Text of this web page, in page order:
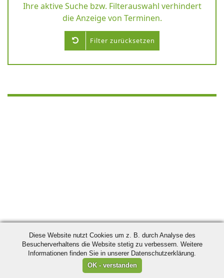
Ihre aktive Suche bzw. Filterauswahl verhindert
die Anzeige von Terminen.
Filter zurücksetzen
Diese Website nutzt Cookies um z. B. durch Analyse des
Besucherverhaltens die Website stetig zu verbessern. Weitere
Informationen finden Sie in unserer Datenschutzerklärung.